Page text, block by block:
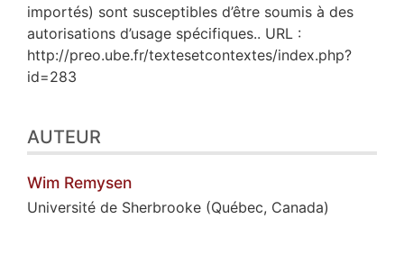
importés) sont susceptibles d’être soumis à des
autorisations d’usage spécifiques.. URL :
http://preo.ube.fr/textesetcontextes/index.php?
id=283
AUTEUR
Wim Remysen
Université de Sherbrooke (Québec, Canada)